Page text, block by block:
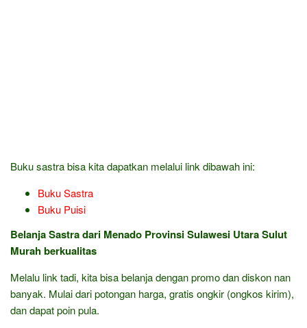
Buku sastra bisa kita dapatkan melalui link dibawah ini:
Buku Sastra
Buku Puisi
Belanja Sastra dari Menado Provinsi Sulawesi Utara Sulut
Murah berkualitas
Melalu link tadi, kita bisa belanja dengan promo dan diskon nan
banyak. Mulai dari potongan harga, gratis ongkir (ongkos kirim),
dan dapat poin pula.